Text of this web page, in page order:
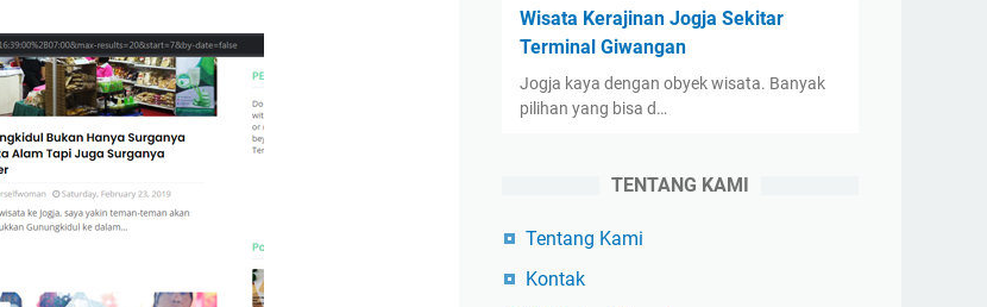
Wisata Kerajinan Jogja Sekitar
Terminal Giwangan
Jogja kaya dengan obyek wisata. Banyak
pilihan yang bisa d…
TENTANG KAMI
Tentang Kami
Kontak